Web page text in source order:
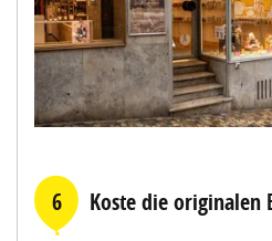
6 Koste die originalen